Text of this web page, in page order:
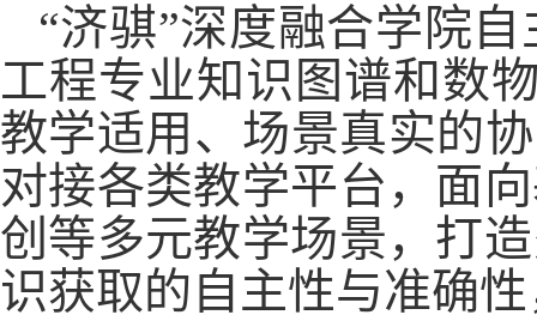
“济骐”深度融合学院
工程专业知识图谱和数
教学适用、场景真实的
对接各类教学平台，面
创等多元教学场景，打
识获取的自主性与准确